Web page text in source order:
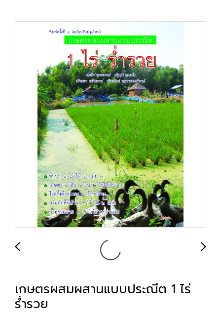
เกษตรผสมผสานแบบประณีต 1 ไร่
ร่ำรวย